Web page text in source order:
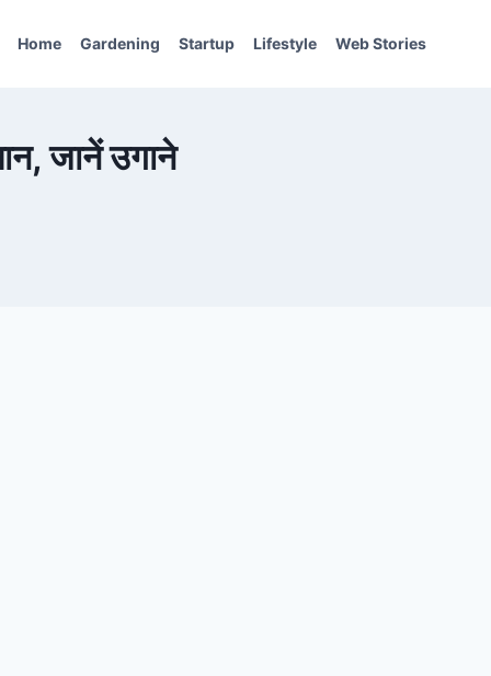
Home Gardening Startup Lifestyle Web Stories
जानें उगाने